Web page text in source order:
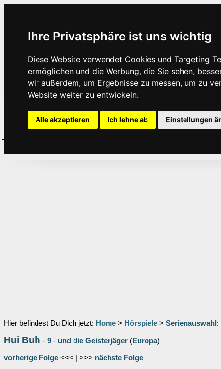
Ihre Privatsphäre ist uns wichtig
Diese Website verwendet Cookies und Targeting
ermöglichen und die Werbung, die Sie sehen,
wir außerdem, um Ergebnisse zu messen, um zu
Website weiter zu entwickeln.
Alle akzeptieren Ich lehne ab Einstellungen
Hier befindest Du Dich jetzt: Home > Hörspiele > Serienauswahl :
Hui Buh - 9 - und die Geisterjäger (Europa)
vorherige Folge <<< | >>> nächste Folge